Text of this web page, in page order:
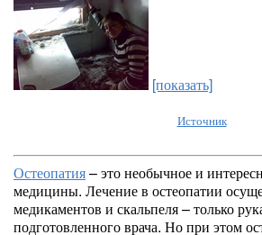
[показать]
Источник
Остеопатия– это необычное и
медицины. Лечение в остеопатии
медикаментов и скальпеля – только
подготовленного врача. Но при этом